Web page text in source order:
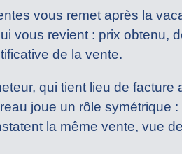
vous remet après la
vous revient : prix obtenu,
de la vente.
qui tient lieu de facture
joue un rôle symétrique :
la même vente, vue